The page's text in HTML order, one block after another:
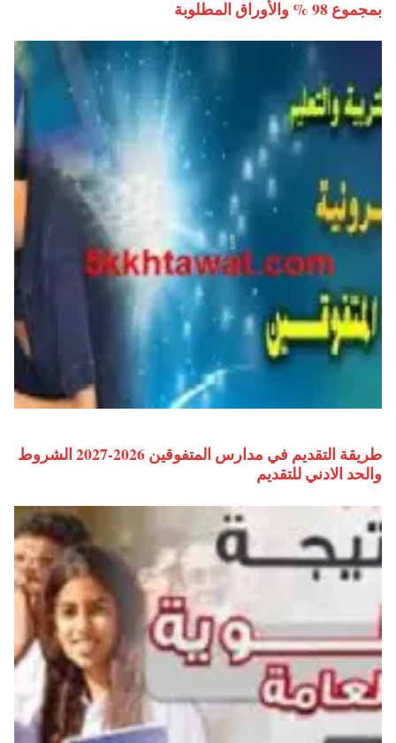
بمجموع 98 % والأوراق المطلوبة
طريقة التقديم في مدارس المتفوقين 2026-2027 الشروط
والحد الادني للتقديم